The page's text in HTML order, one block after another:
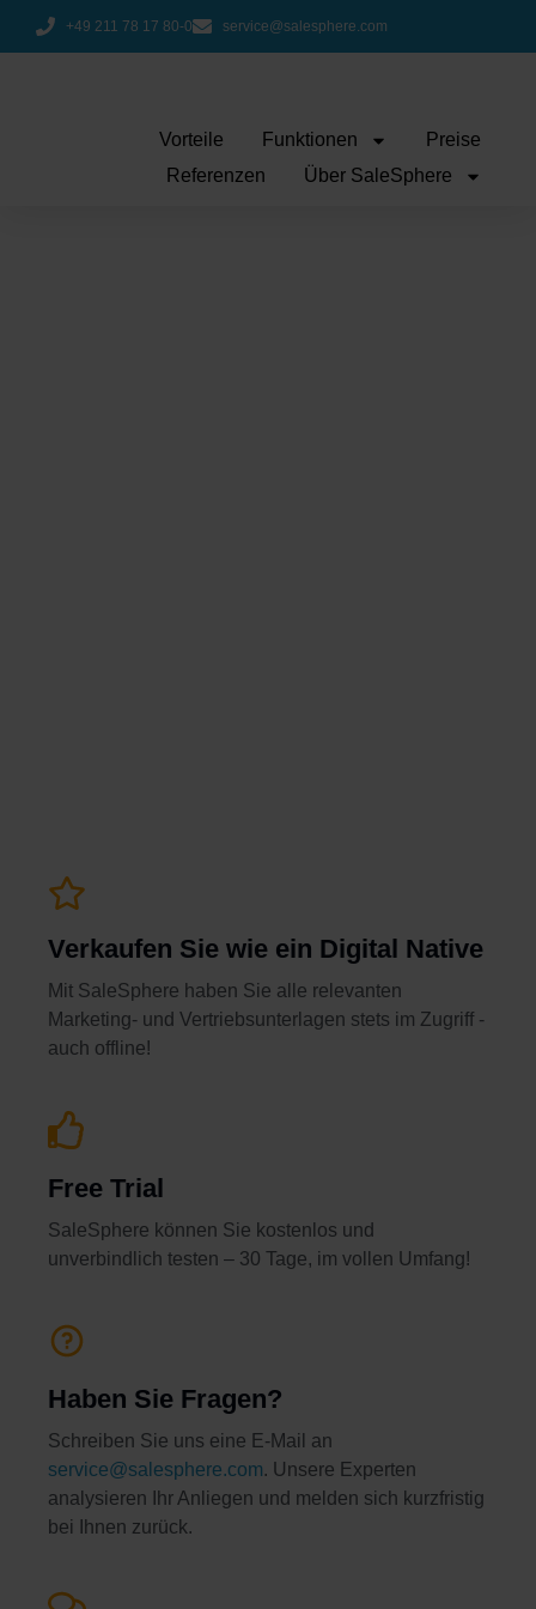
+49 211 78 17 80-0 service@salesphere.com
Vorteile Funktionen
Preise
Referenzen
Über SaleSphere
Verkaufen Sie wie ein Digital Native
Mit SaleSphere haben Sie alle relevanten
Marketing- und Vertriebsunterlagen stets im Zugriff -
auch offline!
Free Trial
SaleSphere können Sie kostenlos und
unverbindlich testen – 30 Tage, im vollen Umfang!
Haben Sie Fragen?
Schreiben Sie uns eine E-Mail an
service@salesphere.com. Unsere Experten
analysieren Ihr Anliegen und melden sich kurzfristig
bei Ihnen zurück.